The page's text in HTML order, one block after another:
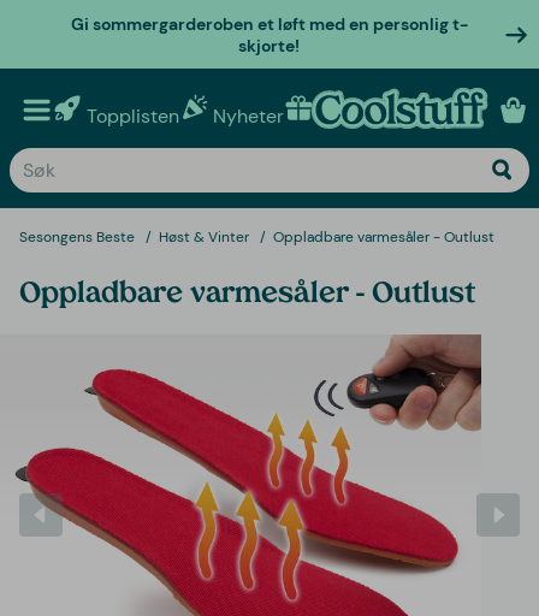
Gi sommergarderoben et løft med en personlig t-
skjorte!
Topplisten Nyheter Personlige gaver
Sesongens Beste Høst & Vinter Oppladbare varmesåler - Outlust
Oppladbare varmesåler - Outlust